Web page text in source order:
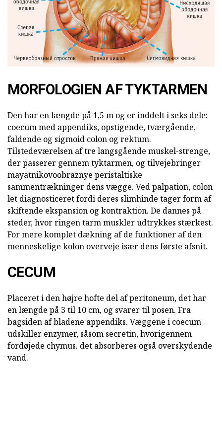
MORFOLOGIEN AF TYKTARMEN
Den har en længde på 1,5 m og er inddelt i seks dele:
coecum med appendiks, opstigende, tværgående,
faldende og sigmoid colon og rektum.
Tilstedeværelsen af tre langsgående muskel-strenge,
der passerer gennem tyktarmen, og tilvejebringer
mayatnikovoobraznye peristaltiske
sammentrækninger dens vægge. Ved palpation, colon
let diagnosticeret fordi deres slimhinde tager form af
skiftende ekspansion og kontraktion. De dannes på
steder, hvor ringen tarm muskler udtrykkes stærkest.
For mere komplet dækning af de funktioner af den
menneskelige kolon overveje især dens første afsnit.
CECUM
Placeret i den højre hofte del af peritoneum, det har
en længde på 3 til 10 cm, og svarer til posen. Fra
bagsiden af bladene appendiks. Væggene i coecum
udskiller enzymer, såsom secretin, hvorigennem
fordøjede chymus. det absorberes også overskydende
vand.